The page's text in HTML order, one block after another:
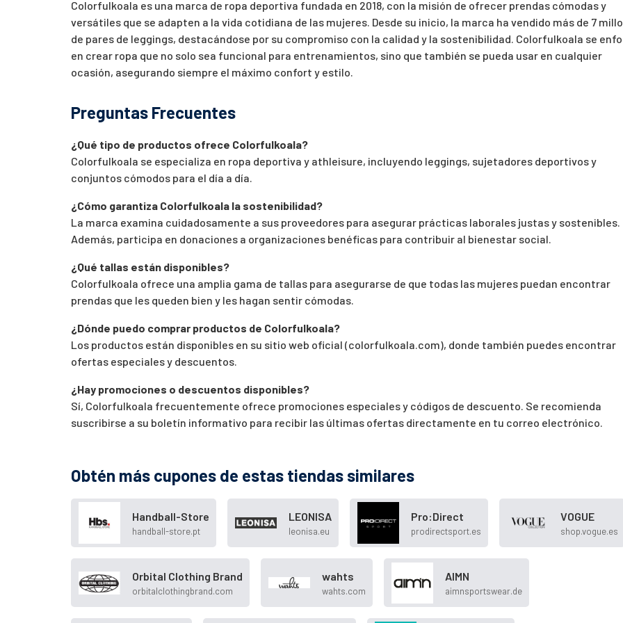
Colorfulkoala es una marca de ropa deportiva fundada en 2018, con la misión de ofrecer prendas cómodas y
versátiles que se adapten a la vida cotidiana de las mujeres. Desde su inicio, la marca ha vendido más de 7
de pares de leggings, destacándose por su compromiso con la calidad y la sostenibilidad. Colorfulkoala se
en crear ropa que no solo sea funcional para entrenamientos, sino que también se pueda usar en cualquier
ocasión, asegurando siempre el máximo confort y estilo.
Preguntas Frecuentes
¿Qué tipo de productos ofrece Colorfulkoala?
Colorfulkoala se especializa en ropa deportiva y athleisure, incluyendo leggings, sujetadores deportivos y
conjuntos cómodos para el día a día.
¿Cómo garantiza Colorfulkoala la sostenibilidad?
La marca examina cuidadosamente a sus proveedores para asegurar prácticas laborales justas y sostenibles.
Además, participa en donaciones a organizaciones benéficas para contribuir al bienestar social.
¿Qué tallas están disponibles?
Colorfulkoala ofrece una amplia gama de tallas para asegurarse de que todas las mujeres puedan encontrar
prendas que les queden bien y les hagan sentir cómodas.
¿Dónde puedo comprar productos de Colorfulkoala?
Los productos están disponibles en su sitio web oficial (colorfulkoala.com), donde también puedes encontrar
ofertas especiales y descuentos.
¿Hay promociones o descuentos disponibles?
Sí, Colorfulkoala frecuentemente ofrece promociones especiales y códigos de descuento. Se recomienda
suscribirse a su boletín informativo para recibir las últimas ofertas directamente en tu correo electrónico.
Obtén más cupones de estas tiendas similares
Handball-Store
handball-store.pt
LEONISA
leonisa.eu
Pro:Direct
prodirectsport.es
VOGUE
shop.vogue.es
Orbital Clothing Brand
orbitalclothingbrand.com
wahts
wahts.com
AIMN
aimnsportswear.de